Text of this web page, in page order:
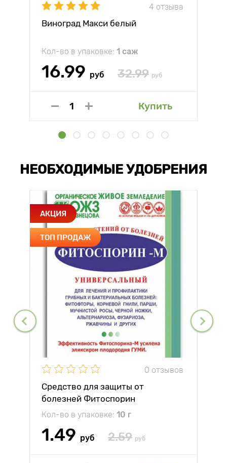
4 отзыва
Виноград Макси белый
Кол-во в упаковке: 1 саж
16.99 руб 32.99 руб
Купить
НЕОБХОДИМЫЕ УДОБРЕНИЯ
АКЦИЯ
ТОП ПРОДАЖ
0 отзывов
Средство для защиты от
болезней Фитоспорин
Кол-во в упаковке: 10 г
1.49 руб 2.59 руб